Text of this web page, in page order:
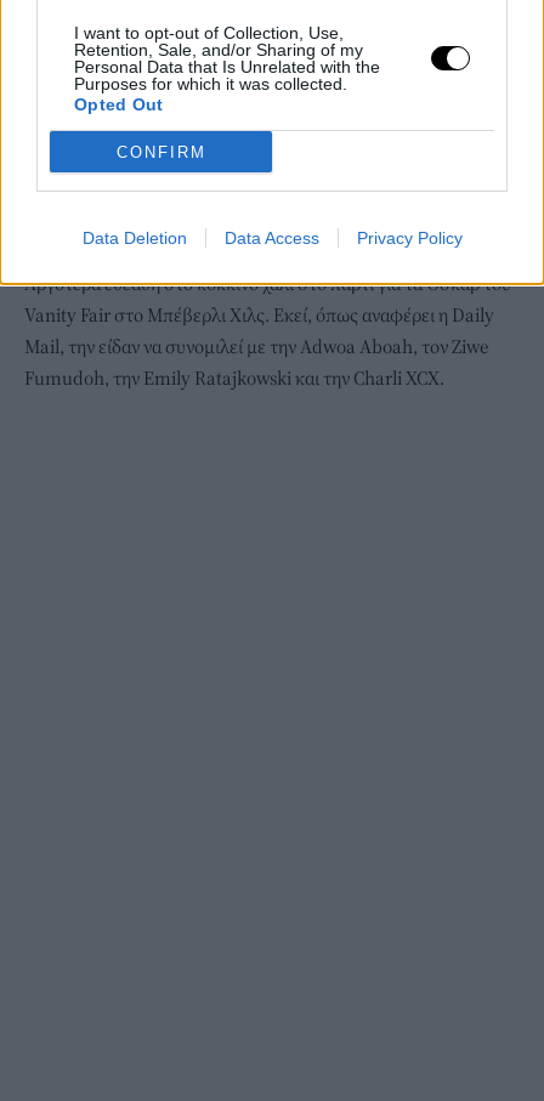
I want to opt-out of Collection, Use,
Retention, Sale, and/or Sharing of my
Personal Data that Is Unrelated with the
Purposes for which it was collected.
Opted Out
CONFIRM
Data Deletion Data Access Privacy Policy
Αργότερα εθεάθη στο κόκκινο χαλί στο πάρτι για τα Όσκαρ του
Vanity Fair στο Μπέβερλι Χιλς. Εκεί, όπως αναφέρει η Daily
Mail, την είδαν να συνομιλεί με την Adwoa Aboah, τον Ziwe
Fumudoh, την Emily Ratajkowski και την Charli XCX.